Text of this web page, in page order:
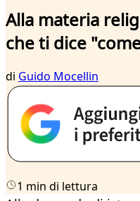
Alla materia
che ti dice
di Guido Mocellin
1 min di lettura